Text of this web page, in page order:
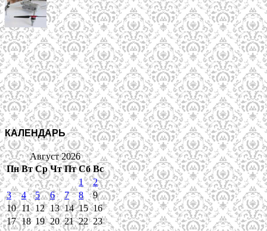
КАЛЕНДАРЬ
Август 2026
Пн Вт Ср Чт Пт Сб Вс
1
2
3
4 5 6 7 8
9
10 11 12 13 14 15 16
17 18 19 20 21 22 23